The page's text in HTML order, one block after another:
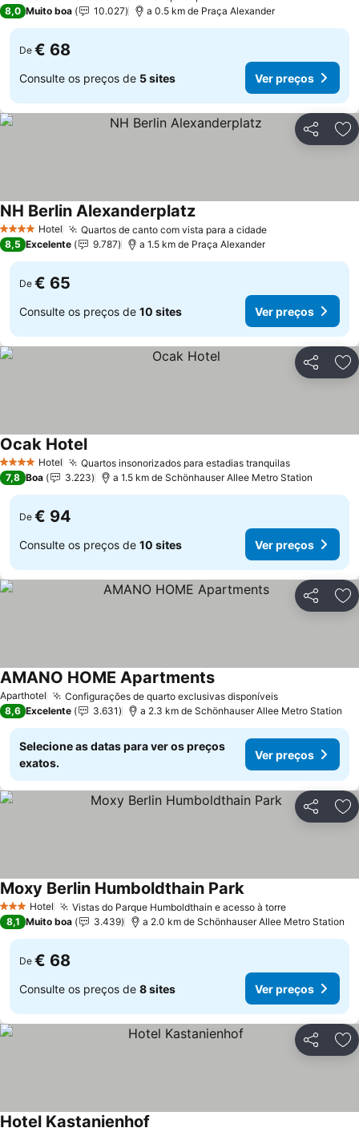
8,0 Muito boa 10.027 a 0.5 km de Praça Alexander
De € 68
Consulte os preços de 5 sites Ver preços
Partilhar
4 EstrelasHotel Quartos de canto com vista para a cidade
NH Berlin Alexanderplatz
8,5 Excelente 9.787 a 1.5 km de Praça Alexander
De € 65
Consulte os preços de 10 sites Ver preços
Partilhar
4 EstrelasHotel Quartos insonorizados para estadias tranquilas
Ocak Hotel
7,8 Boa 3.223 a 1.5 km de Schönhauser Allee Metro Station
De € 94
Consulte os preços de 10 sites Ver preços
Partilhar
Aparthotel Configurações de quarto exclusivas disponíveis
AMANO HOME Apartments
8,6 Excelente 3.631 a 2.3 km de Schönhauser Allee Metro Station
Selecione as datas para ver os preços
exatos.
Ver preços
Partilhar
3 EstrelasHotel Vistas do Parque Humboldthain e acesso à torre
Moxy Berlin Humboldthain Park
8,1 Muito boa 3.439 a 2.0 km de Schönhauser Allee Metro Station
De € 68
Consulte os preços de 8 sites Ver preços
Partilhar
Hotel Kastanienhof